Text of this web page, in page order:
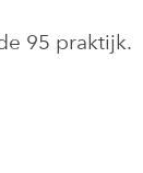
95 praktijk.